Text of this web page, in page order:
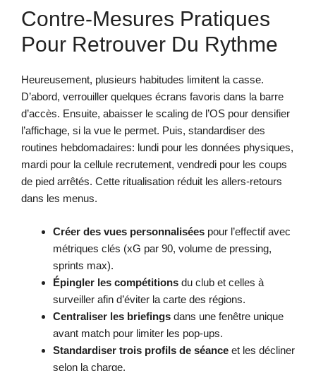
Contre-Mesures Pratiques
Pour Retrouver Du Rythme
Heureusement, plusieurs habitudes limitent la casse.
D’abord, verrouiller quelques écrans favoris dans la barre
d’accès. Ensuite, abaisser le scaling de l’OS pour densifier
l’affichage, si la vue le permet. Puis, standardiser des
routines hebdomadaires: lundi pour les données physiques,
mardi pour la cellule recrutement, vendredi pour les coups
de pied arrêtés. Cette ritualisation réduit les allers-retours
dans les menus.
Créer des vues personnalisées pour l’effectif avec
métriques clés (xG par 90, volume de pressing,
sprints max).
Épingler les compétitions du club et celles à
surveiller afin d’éviter la carte des régions.
Centraliser les briefings dans une fenêtre unique
avant match pour limiter les pop-ups.
Standardiser trois profils de séance et les décliner
selon la charge.